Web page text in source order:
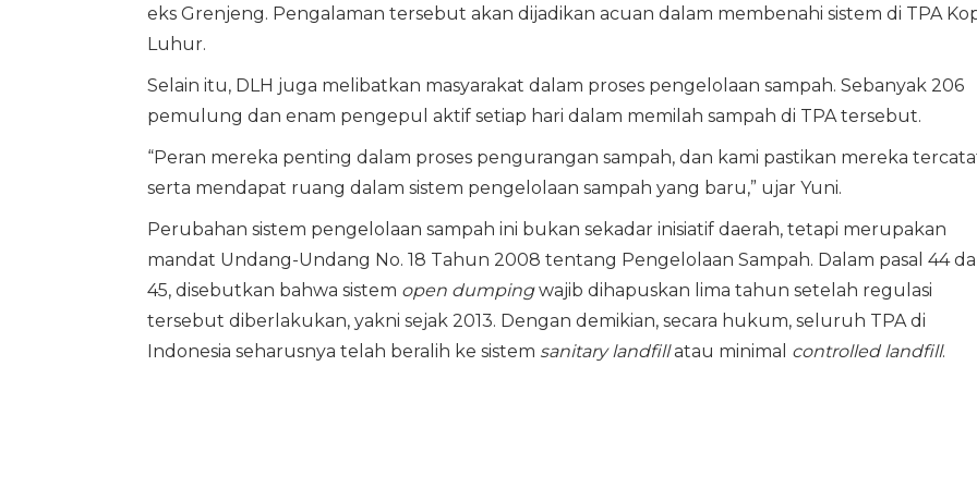
eks Grenjeng. Pengalaman tersebut akan dijadikan acuan dalam membenahi sistem di TPA
Luhur.
Selain itu, DLH juga melibatkan masyarakat dalam proses pengelolaan sampah. Sebanyak 206
pemulung dan enam pengepul aktif setiap hari dalam memilah sampah di TPA tersebut.
“Peran mereka penting dalam proses pengurangan sampah, dan kami pastikan mereka
serta mendapat ruang dalam sistem pengelolaan sampah yang baru,” ujar Yuni.
Perubahan sistem pengelolaan sampah ini bukan sekadar inisiatif daerah, tetapi merupakan
mandat Undang-Undang No. 18 Tahun 2008 tentang Pengelolaan Sampah. Dalam pasal 44
45, disebutkan bahwa sistem open dumpingwajib dihapuskan lima tahun setelah regulasi
tersebut diberlakukan, yakni sejak 2013. Dengan demikian, secara hukum, seluruh TPA di
Indonesia seharusnya telah beralih ke sistem sanitary landfillatau minimal controlled landfill.